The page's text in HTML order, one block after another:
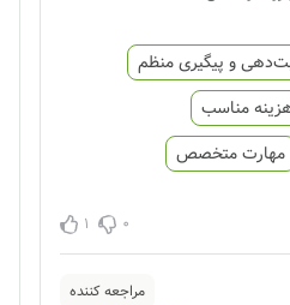
و پیگیری منظم
مناسب
مهارت متخصص
0
1
مراجعه کننده